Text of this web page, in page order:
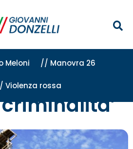
Meloni // Manovra 26
Violenza rossa
e criminalita'